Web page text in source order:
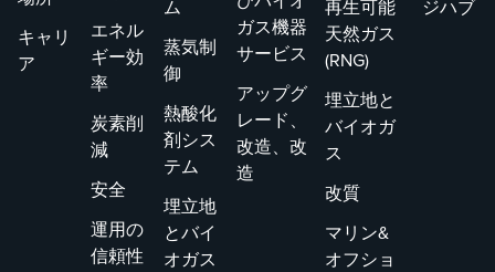
キャリ
ア
エネル
ギー効
率
炭素削
減
安全
運用の
信頼性
ム
蒸気制
御
熱酸化
剤シス
テム
埋立地
とバイ
オガス
ガス機器
サービス
アップグ
レード、
改造、改
造
再生可能
天然ガス
(RNG)
埋立地と
バイオガ
ス
改質
マリン&
オフショ
ジハブ